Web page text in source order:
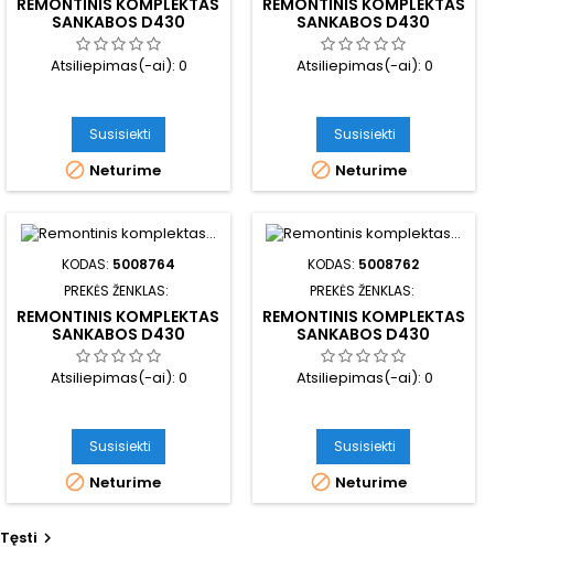
REMONTINIS KOMPLEKTAS
SANKABOS D430
Atsiliepimas(-ai):0
Susisiekti
 Neturime
REMONTINIS KOMPLEKTAS
SANKABOS D430
Atsiliepimas(-ai): 0
Susisiekti
 Neturime
KODAS: 5008764
PREKĖS ŽENKLAS:
REMONTINIS KOMPLEKTAS
SANKABOS D430
Atsiliepimas(-ai):0
Susisiekti
 Neturime
KODAS: 5008762
PREKĖS ŽENKLAS:
REMONTINIS KOMPLEKTAS
SANKABOS D430
Atsiliepimas(-ai): 0
Susisiekti
 Neturime
Tęsti 